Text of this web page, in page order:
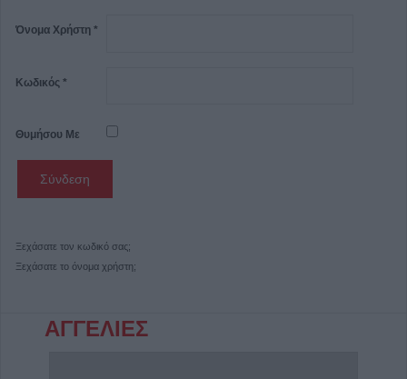
Όνομα Χρήστη *
Κωδικός *
Θυμήσου Με
Σύνδεση
Ξεχάσατε τον κωδικό σας;
Ξεχάσατε το όνομα χρήστη;
ΑΓΓΕΛΙΕΣ